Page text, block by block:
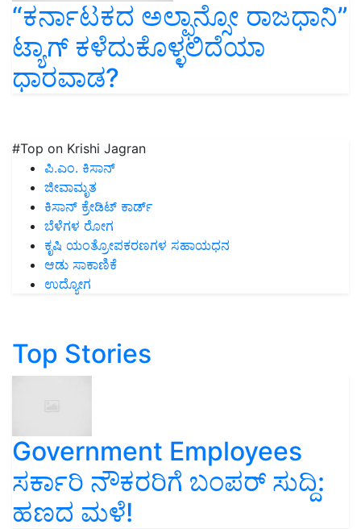
“ಕರ್ನಾಟಕದ ಅಲ್ಫಾನ್ಸೋ ರಾಜಧಾನಿ”
ಟ್ಯಾಗ್ ಕಳೆದುಕೊಳ್ಳಲಿದೆಯಾ
ಧಾರವಾಡ?
#Top on Krishi Jagran
ಪಿ.ಎಂ. ಕಿಸಾನ್
ಜೀವಾಮೃತ
ಕಿಸಾನ್ ಕ್ರೇಡಿಟ್ ಕಾರ್ಡ್
ಬೆಳೆಗಳ ರೋಗ
ಕೃಷಿ ಯಂತ್ರೋಪಕರಣಗಳ ಸಹಾಯಧನ
ಆಡು ಸಾಕಾಣಿಕೆ
ಉದ್ಯೋಗ
Top Stories
Government Employees
ಸರ್ಕಾರಿ ನೌಕರರಿಗೆ ಬಂಪರ್‌ ಸುದ್ದಿ:
ಹಣದ ಮಳೆ!